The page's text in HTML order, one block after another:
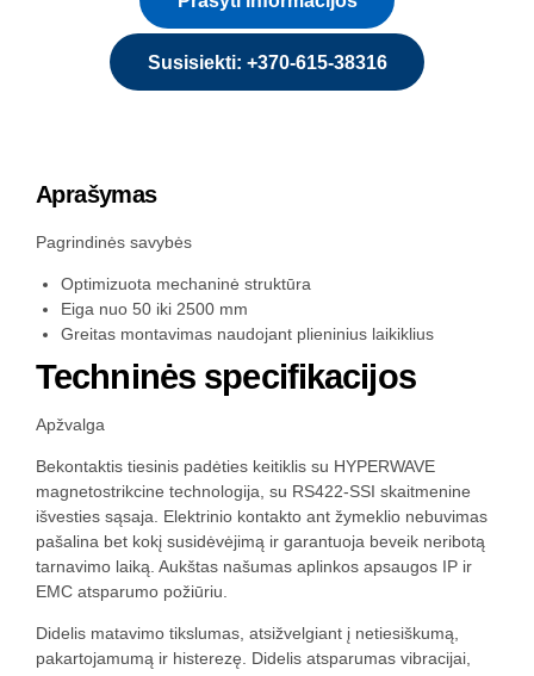
Susisiekti: +370-615-38316
Aprašymas
Pagrindinės savybės
Optimizuota mechaninė struktūra
Eiga nuo 50 iki 2500 mm
Greitas montavimas naudojant plieninius laikiklius
Techninės specifikacijos
Apžvalga
Bekontaktis tiesinis padėties keitiklis su HYPERWAVE
magnetostrikcine technologija, su RS422-SSI skaitmenine
išvesties sąsaja. Elektrinio kontakto ant žymeklio nebuvimas
pašalina bet kokį susidėvėjimą ir garantuoja beveik neribotą
tarnavimo laiką. Aukštas našumas aplinkos apsaugos IP ir
EMC atsparumo požiūriu.
Didelis matavimo tikslumas, atsižvelgiant į netiesiškumą,
pakartojamumą ir histerezę. Didelis atsparumas vibracijai,